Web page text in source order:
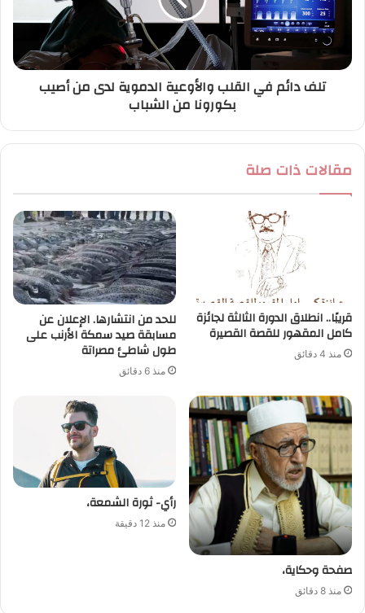
تلف دائم في القلب والأوعية الدموية لدى من أصيب
بكورونا من الشباب
مقالات ذات صلة
قريبًا.. انطلاق الدورة الثالثة لجائزة
كامل المقهور للقصة القصيرة
منذ 4 دقائق
للحد من انتشارها. الإعلان عن
مسابقة صيد سمكة الأرنب على
طول شاطئ مصراتة
منذ 6 دقائق
صفحة وحكاية،
منذ 8 دقائق
رأي- ثورة الشمعة،
منذ 12 دقيقة